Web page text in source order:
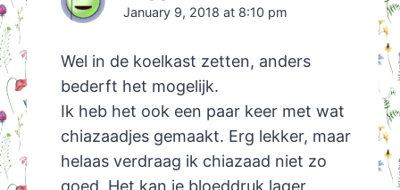
January 9, 2018 at 8:10 pm
Wel in de koelkast zetten, anders
bederft het mogelijk.
Ik heb het ook een paar keer met wat
chiazaadjes gemaakt. Erg lekker, maar
helaas verdraag ik chiazaad niet zo
goed. Het kan je bloeddruk lager